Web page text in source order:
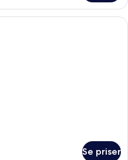
Et moderne hotelværelse med en
Se priser